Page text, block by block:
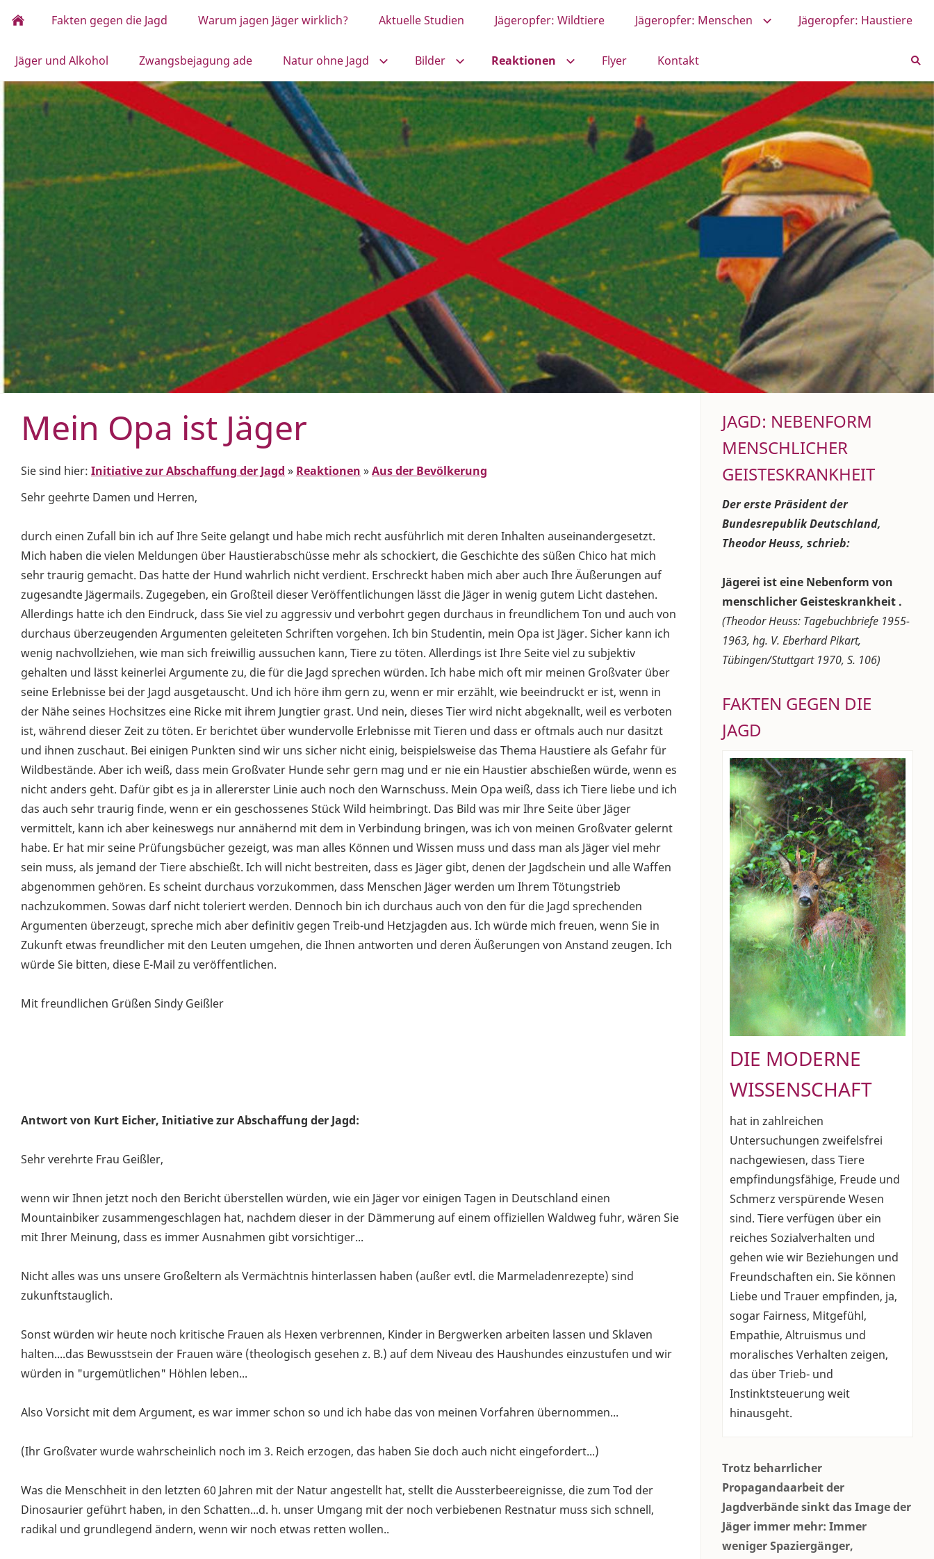
Fakten gegen die Jagd Warum jagen Jäger wirklich? Aktuelle Studien Jägeropfer: Wildtiere Jägeropfer: Menschen Jägeropfer: Haustiere
Jäger und Alkohol Zwangsbejagung ade Natur ohne Jagd Bilder Reaktionen Flyer Kontakt
Mein Opa ist Jäger
Sie sind hier: Initiative zur Abschaffung der Jagd » Reaktionen »Aus der Bevölkerung
Sehr geehrte Damen und Herren,
durch einen Zufall bin ich auf Ihre Seite gelangt und habe mich recht ausführlich mit deren Inhalten auseinandergesetzt.
Mich haben die vielen Meldungen über Haustierabschüsse mehr als schockiert, die Geschichte des süßen Chico hat mich
sehr traurig gemacht. Das hatte der Hund wahrlich nicht verdient. Erschreckt haben mich aber auch Ihre Äußerungen auf
zugesandte Jägermails. Zugegeben, ein Großteil dieser Veröffentlichungen lässt die Jäger in wenig gutem Licht dastehen.
Allerdings hatte ich den Eindruck, dass Sie viel zu aggressiv und verbohrt gegen durchaus in freundlichem Ton und auch von
durchaus überzeugenden Argumenten geleiteten Schriften vorgehen. Ich bin Studentin, mein Opa ist Jäger. Sicher kann ich
wenig nachvollziehen, wie man sich freiwillig aussuchen kann, Tiere zu töten. Allerdings ist Ihre Seite viel zu subjektiv
gehalten und lässt keinerlei Argumente zu, die für die Jagd sprechen würden. Ich habe mich oft mir meinen Großvater über
seine Erlebnisse bei der Jagd ausgetauscht. Und ich höre ihm gern zu, wenn er mir erzählt, wie beeindruckt er ist, wenn in
der Nähe seines Hochsitzes eine Ricke mit ihrem Jungtier grast. Und nein, dieses Tier wird nicht abgeknallt, weil es verboten
ist, während dieser Zeit zu töten. Er berichtet über wundervolle Erlebnisse mit Tieren und dass er oftmals auch nur dasitzt
und ihnen zuschaut. Bei einigen Punkten sind wir uns sicher nicht einig, beispielsweise das Thema Haustiere als Gefahr für
Wildbestände. Aber ich weiß, dass mein Großvater Hunde sehr gern mag und er nie ein Haustier abschießen würde, wenn es
nicht anders geht. Dafür gibt es ja in allererster Linie auch noch den Warnschuss. Mein Opa weiß, dass ich Tiere liebe und ich
das auch sehr traurig finde, wenn er ein geschossenes Stück Wild heimbringt. Das Bild was mir Ihre Seite über Jäger
vermittelt, kann ich aber keineswegs nur annähernd mit dem in Verbindung bringen, was ich von meinen Großvater gelernt
habe. Er hat mir seine Prüfungsbücher gezeigt, was man alles Können und Wissen muss und dass man als Jäger viel mehr
sein muss, als jemand der Tiere abschießt. Ich will nicht bestreiten, dass es Jäger gibt, denen der Jagdschein und alle Waffen
abgenommen gehören. Es scheint durchaus vorzukommen, dass Menschen Jäger werden um Ihrem Tötungstrieb
nachzukommen. Sowas darf nicht toleriert werden. Dennoch bin ich durchaus auch von den für die Jagd sprechenden
Argumenten überzeugt, spreche mich aber definitiv gegen Treib-und Hetzjagden aus. Ich würde mich freuen, wenn Sie in
Zukunft etwas freundlicher mit den Leuten umgehen, die Ihnen antworten und deren Äußerungen von Anstand zeugen. Ich
würde Sie bitten, diese E-Mail zu veröffentlichen.
Mit freundlichen Grüßen Sindy Geißler
Antwort von Kurt Eicher, Initiative zur Abschaffung der Jagd:
Sehr verehrte Frau Geißler,
wenn wir Ihnen jetzt noch den Bericht überstellen würden, wie ein Jäger vor einigen Tagen in Deutschland einen
Mountainbiker zusammengeschlagen hat, nachdem dieser in der Dämmerung auf einem offiziellen Waldweg fuhr, wären Sie
mit Ihrer Meinung, dass es immer Ausnahmen gibt vorsichtiger...
Nicht alles was uns unsere Großeltern als Vermächtnis hinterlassen haben (außer evtl. die Marmeladenrezepte) sind
zukunftstauglich.
Sonst würden wir heute noch kritische Frauen als Hexen verbrennen, Kinder in Bergwerken arbeiten lassen und Sklaven
halten....das Bewusstsein der Frauen wäre (theologisch gesehen z. B.) auf dem Niveau des Haushundes einzustufen und wir
würden in "urgemütlichen" Höhlen leben...
Also Vorsicht mit dem Argument, es war immer schon so und ich habe das von meinen Vorfahren übernommen...
(Ihr Großvater wurde wahrscheinlich noch im 3. Reich erzogen, das haben Sie doch auch nicht eingefordert...)
Was die Menschheit in den letzten 60 Jahren mit der Natur angestellt hat, stellt die Aussterbeereignisse, die zum Tod der
Dinosaurier geführt haben, in den Schatten...d. h. unser Umgang mit der noch verbiebenen Restnatur muss sich schnell,
radikal und grundlegend ändern, wenn wir noch etwas retten wollen..
JAGD: NEBENFORM
MENSCHLICHER
GEISTESKRANKHEIT
Der erste Präsident der
Bundesrepublik Deutschland,
Theodor Heuss, schrieb:
Jägerei ist eine Nebenform von
menschlicher Geisteskrankheit .
(Theodor Heuss: Tagebuchbriefe 1955-
1963, hg. V. Eberhard Pikart,
Tübingen/Stuttgart 1970, S. 106)
FAKTEN GEGEN DIE
JAGD
DIE MODERNE
WISSENSCHAFT
hat in zahlreichen
Untersuchungen zweifelsfrei
nachgewiesen, dass Tiere
empfindungsfähige, Freude und
Schmerz verspürende Wesen
sind. Tiere verfügen über ein
reiches Sozialverhalten und
gehen wie wir Beziehungen und
Freundschaften ein. Sie können
Liebe und Trauer empfinden, ja,
sogar Fairness, Mitgefühl,
Empathie, Altruismus und
moralisches Verhalten zeigen,
das über Trieb- und
Instinktsteuerung weit
hinausgeht.
Trotz beharrlicher
Propagandaarbeit der
Jagdverbände sinkt das Image der
Jäger immer mehr: Immer
weniger Spaziergänger,